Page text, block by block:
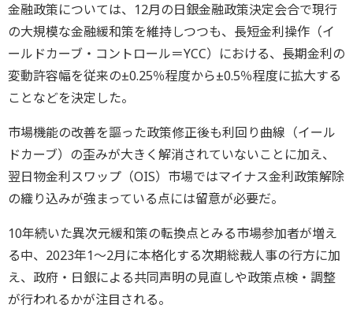
金融政策については、12月の日銀金融政策決定会合で現行
の大規模な金融緩和策を維持しつつも、長短金利操作（イ
ールドカーブ・コントロール＝YCC）における、長期金利の
変動許容幅を従来の±0.25％程度から±0.5％程度に拡大する
ことなどを決定した。
市場機能の改善を謳った政策修正後も利回り曲線（イール
ドカーブ）の歪みが大きく解消されていないことに加え、
翌日物金利スワップ（OIS）市場ではマイナス金利政策解除
の織り込みが強まっている点には留意が必要だ。
10年続いた異次元緩和策の転換点とみる市場参加者が増え
る中、2023年1～2月に本格化する次期総裁人事の行方に加
え、政府・日銀による共同声明の見直しや政策点検・調整
が行われるかが注目される。